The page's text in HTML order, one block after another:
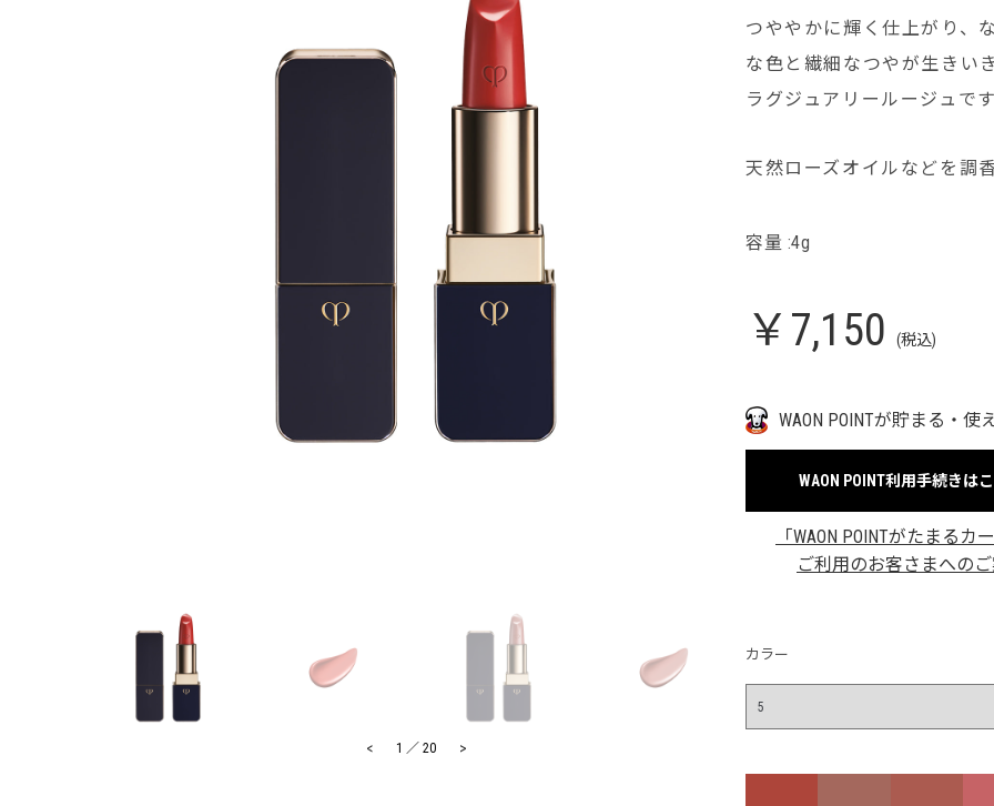
< >
1 ／ 20
つややかに輝く仕上がり、
な色と繊細なつやが生きい
ラグジュアリールージュです
天然ローズオイルなどを調
容量 :4g
￥7,150 (税込)
WAON POINTが貯まる・使
WAON POINT利用手続きは
「WAON POINTがたまるカ
ご利用のお客さまへの
カラー